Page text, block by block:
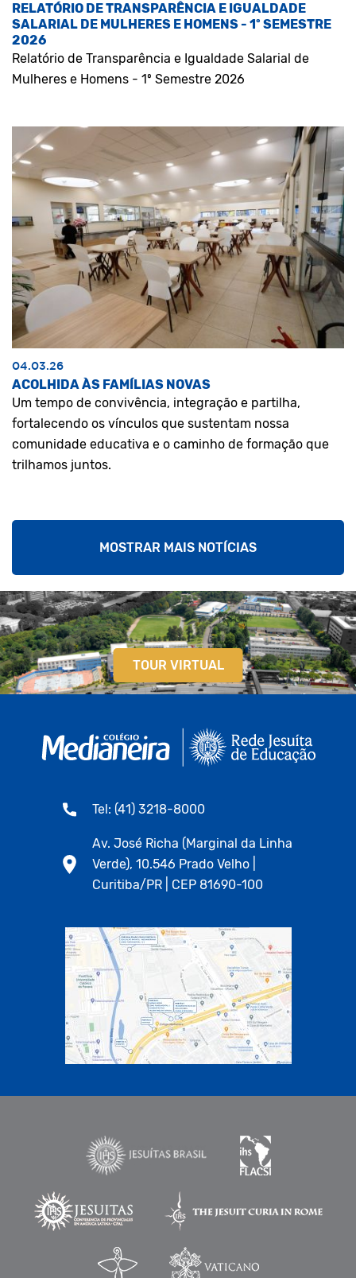
RELATÓRIO DE TRANSPARÊNCIA E IGUALDADE
SALARIAL DE MULHERES E HOMENS - 1º SEMESTRE
2026
Relatório de Transparência e Igualdade Salarial de
Mulheres e Homens - 1º Semestre 2026
04.03.26
ACOLHIDA ÀS FAMÍLIAS NOVAS
Um tempo de convivência, integração e partilha,
fortalecendo os vínculos que sustentam nossa
comunidade educativa e o caminho de formação que
trilhamos juntos.
MOSTRAR MAIS NOTÍCIAS
TOUR VIRTUAL
Tel: (41) 3218-8000
Av. José Richa (Marginal da Linha
Verde), 10.546 Prado Velho |
Curitiba/PR | CEP 81690-100